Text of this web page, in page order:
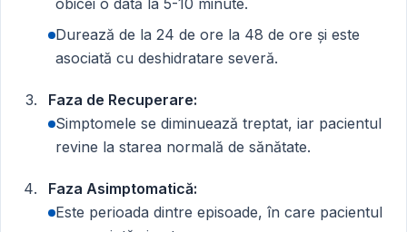
obicei o dată la 5-10 minute.
Durează de la 24 de ore la 48 de ore și este
asociată cu deshidratare severă.
Faza de Recuperare:
Simptomele se diminuează treptat, iar pacientul
revine la starea normală de sănătate.
Faza Asimptomatică:
Este perioada dintre episoade, în care pacientul